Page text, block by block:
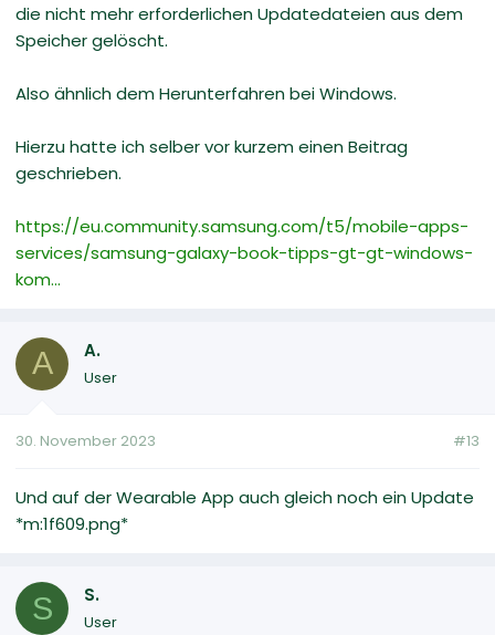
die nicht mehr erforderlichen Updatedateien aus dem
Speicher gelöscht.
Also ähnlich dem Herunterfahren bei Windows.
Hierzu hatte ich selber vor kurzem einen Beitrag
geschrieben.
https://eu.community.samsung.com/t5/mobile-apps-
services/samsung-galaxy-book-tipps-gt-gt-windows-
kom...
A A.
User
30. November 2023 #13
Und auf der Wearable App auch gleich noch ein Update
*m:1f609.png*
S S.
User